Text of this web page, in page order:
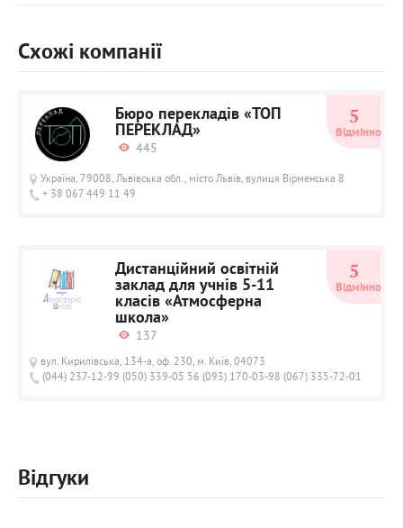
Схожі компанії
Бюро перекладів «ТОП
ПЕРЕКЛАД»
445
Україна, 79008, Львівська обл., місто Львів, вулиця Вірменська 8
+ 38 067 449 11 49
5
Відмінно
Дистанційний освітній
заклад для учнів 5-11
класів «Атмосферна
школа»
137
вул. Кирилівська, 134-а, оф. 230, м. Київ, 04073
(044) 237-12-99 (050) 339-05 56 (093) 170-03-98 (067) 335-72-01
5
Відмінно
Відгуки